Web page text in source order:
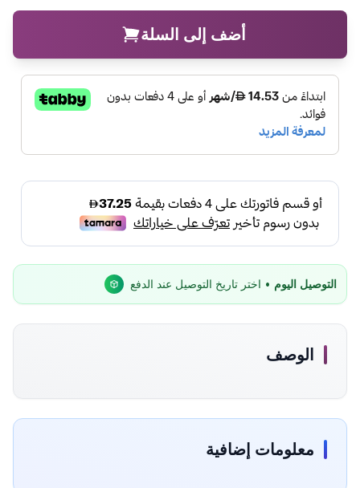
أضف إلى السلة
التوصيل اليوم • اختر تاريخ التوصيل عند الدفع
الوصف
معلومات إضافية